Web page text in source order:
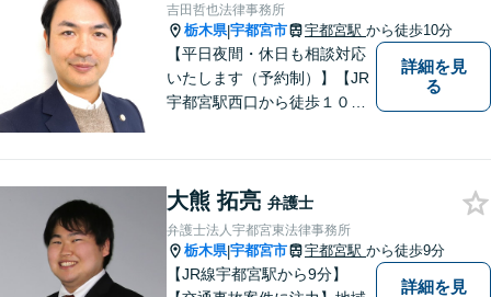
吉田哲也法律事務所
栃木県|宇都宮市 宇都宮駅 から徒歩10分
【平日夜間・休日も相談対応
いたします（予約制）】【JR
宇都宮駅西口から徒歩１０
に対応いたします。ぜひ一度
ご相談ください。
詳細を見
る
大熊 拓亮 弁護士
弁護士法人宇都宮東法律事務所
栃木県|宇都宮市 宇都宮駅 から徒歩9分
【JR線宇都宮駅から9分】
詳細を見